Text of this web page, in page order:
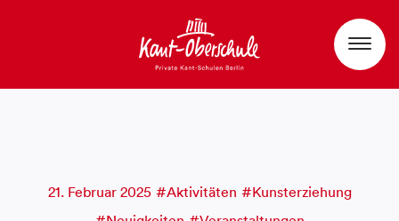
21. Februar 2025 Aktivitäten
Kunsterziehung